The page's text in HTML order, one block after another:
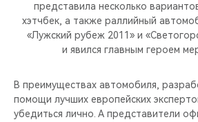
СЕДАНЫ
НОВИНКИ
ТЕХНИЧЕСКОЕ ОБСЛУЖИВАНИЕ
БЛАГОТВОРИТЕЛЬНОСТЬ
CHERY REMOTE
представила несколько
хэтчбек, а также раллийный
«Лужский рубеж 2011» и
и явился главным героем
В преимуществах автомобиля,
помощи лучших европейских
убедиться лично. А представители